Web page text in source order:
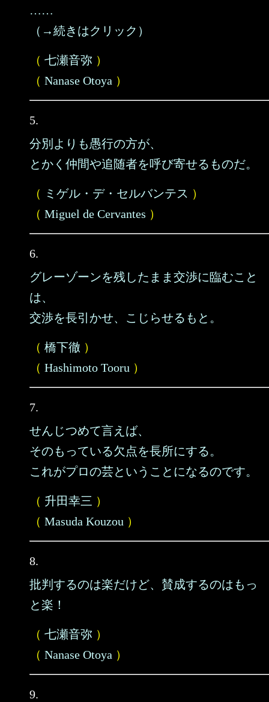
……
（→続きはクリック）
（ 七瀬音弥 ）
（ Nanase Otoya ）
5.
分別よりも愚行の方が、
とかく仲間や追随者を呼び寄せるものだ。
（ ミゲル・デ・セルバンテス ）
（ Miguel de Cervantes ）
6.
グレーゾーンを残したまま交渉に臨むこと
は、
交渉を長引かせ、こじらせるもと。
（ 橋下徹 ）
（ Hashimoto Tooru ）
7.
せんじつめて言えば、
そのもっている欠点を長所にする。
これがプロの芸ということになるのです。
（ 升田幸三 ）
（ Masuda Kouzou ）
8.
批判するのは楽だけど、賛成するのはもっ
と楽！
（ 七瀬音弥 ）
（ Nanase Otoya ）
9.